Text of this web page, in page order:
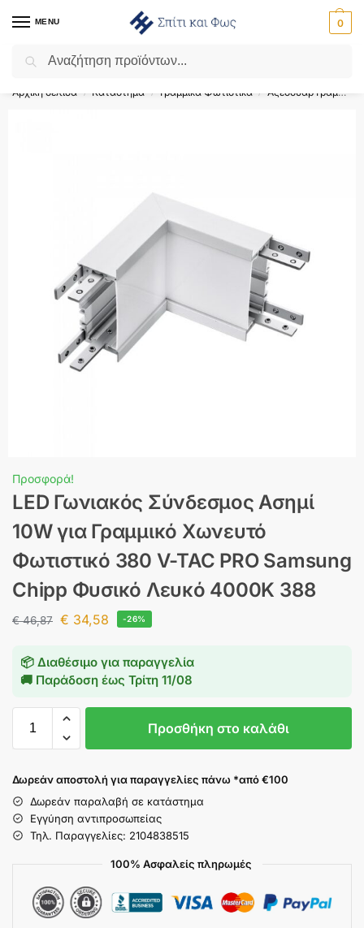
MENU 0
Flash Sale ⚡ 10% Έκπτωση με τον κωδικό ‘SPRING’!
Αρχική σελίδα / Κατάστημα / Γραμμικά Φωτιστικά / Αξεσουάρ Γραμμικών Φωτιστικών
Προσφορά!
LED Γωνιακός Σύνδεσμος Ασημί
10W για Γραμμικό Χωνευτό
Φωτιστικό 380 V-TAC PRO Samsung
Chipp Φυσικό Λευκό 4000K 388
€46,87 € 34,58 -26%
📦 Διαθέσιμο για παραγγελία
🚚 Παράδοση έως Τρίτη 11/08
Προσθήκη στο καλάθι
Δωρεάν αποστολή για παραγγελίες πάνω *από €100
Δωρεάν παραλαβή σε κατάστημα
Εγγύηση αντιπροσωπείας
Τηλ. Παραγγελίες: 2104838515
100% Ασφαλείς πληρωμές